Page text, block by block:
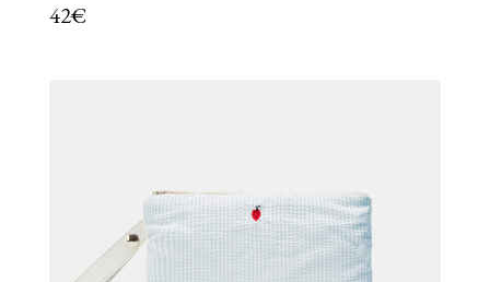
42€